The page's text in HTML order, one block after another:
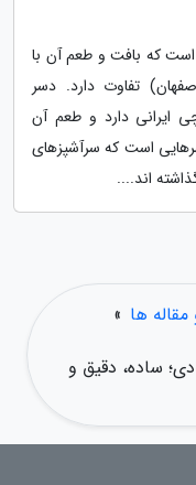
است که بافت و طعم آن با
تفاوت دارد. دسر
ایرانی دارد و طعم آن
است که سرآشپزهای
اند....
ها »
ساده، دقیق و